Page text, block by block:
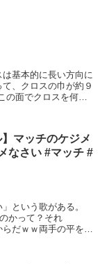
基本的に長い方向に
、クロスの巾が約９
面でクロスを何枚
】マッチのケジメ
なさい #マッチ #
という歌がある。
かって？それ
だｗｗ両手の平を上